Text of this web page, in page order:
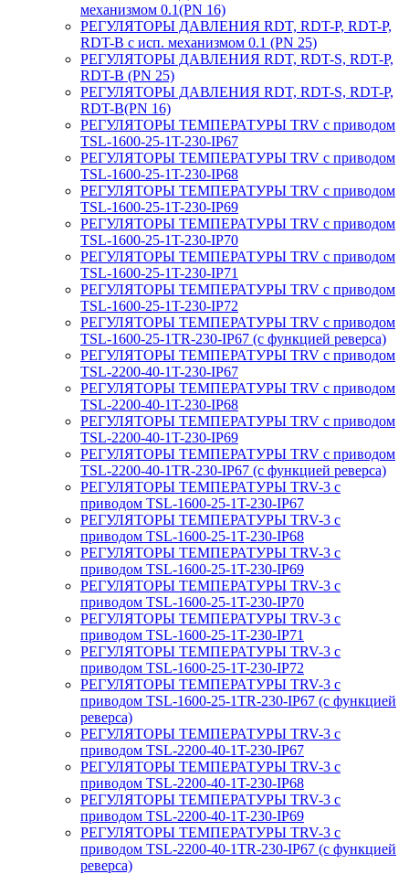
механизмом 0.1(PN 16)
РЕГУЛЯТОРЫ ДАВЛЕНИЯ RDT, RDT-P, RDT-P,
RDT-B с исп. механизмом 0.1 (PN 25)
РЕГУЛЯТОРЫ ДАВЛЕНИЯ RDT, RDT-S, RDT-P,
RDT-B (PN 25)
РЕГУЛЯТОРЫ ДАВЛЕНИЯ RDT, RDT-S, RDT-P,
RDT-B(PN 16)
РЕГУЛЯТОРЫ ТЕМПЕРАТУРЫ TRV с приводом
TSL-1600-25-1T-230-IP67
РЕГУЛЯТОРЫ ТЕМПЕРАТУРЫ TRV с приводом
TSL-1600-25-1T-230-IP68
РЕГУЛЯТОРЫ ТЕМПЕРАТУРЫ TRV с приводом
TSL-1600-25-1T-230-IP69
РЕГУЛЯТОРЫ ТЕМПЕРАТУРЫ TRV с приводом
TSL-1600-25-1T-230-IP70
РЕГУЛЯТОРЫ ТЕМПЕРАТУРЫ TRV с приводом
TSL-1600-25-1T-230-IP71
РЕГУЛЯТОРЫ ТЕМПЕРАТУРЫ TRV с приводом
TSL-1600-25-1T-230-IP72
РЕГУЛЯТОРЫ ТЕМПЕРАТУРЫ TRV с приводом
TSL-1600-25-1TR-230-IP67 (с функцией реверса)
РЕГУЛЯТОРЫ ТЕМПЕРАТУРЫ TRV с приводом
TSL-2200-40-1T-230-IP67
РЕГУЛЯТОРЫ ТЕМПЕРАТУРЫ TRV с приводом
TSL-2200-40-1T-230-IP68
РЕГУЛЯТОРЫ ТЕМПЕРАТУРЫ TRV с приводом
TSL-2200-40-1T-230-IP69
РЕГУЛЯТОРЫ ТЕМПЕРАТУРЫ TRV с приводом
TSL-2200-40-1TR-230-IP67 (с функцией реверса)
РЕГУЛЯТОРЫ ТЕМПЕРАТУРЫ TRV-3 с
приводом TSL-1600-25-1T-230-IP67
РЕГУЛЯТОРЫ ТЕМПЕРАТУРЫ TRV-3 с
приводом TSL-1600-25-1T-230-IP68
РЕГУЛЯТОРЫ ТЕМПЕРАТУРЫ TRV-3 с
приводом TSL-1600-25-1T-230-IP69
РЕГУЛЯТОРЫ ТЕМПЕРАТУРЫ TRV-3 с
приводом TSL-1600-25-1T-230-IP70
РЕГУЛЯТОРЫ ТЕМПЕРАТУРЫ TRV-3 с
приводом TSL-1600-25-1T-230-IP71
РЕГУЛЯТОРЫ ТЕМПЕРАТУРЫ TRV-3 с
приводом TSL-1600-25-1T-230-IP72
РЕГУЛЯТОРЫ ТЕМПЕРАТУРЫ TRV-3 с
приводом TSL-1600-25-1TR-230-IP67 (с функцией
реверса)
РЕГУЛЯТОРЫ ТЕМПЕРАТУРЫ TRV-3 с
приводом TSL-2200-40-1T-230-IP67
РЕГУЛЯТОРЫ ТЕМПЕРАТУРЫ TRV-3 с
приводом TSL-2200-40-1T-230-IP68
РЕГУЛЯТОРЫ ТЕМПЕРАТУРЫ TRV-3 с
приводом TSL-2200-40-1T-230-IP69
РЕГУЛЯТОРЫ ТЕМПЕРАТУРЫ TRV-3 с
приводом TSL-2200-40-1TR-230-IP67 (с функцией
реверса)